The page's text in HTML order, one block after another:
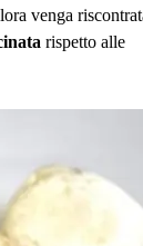
venga
rispetto alle